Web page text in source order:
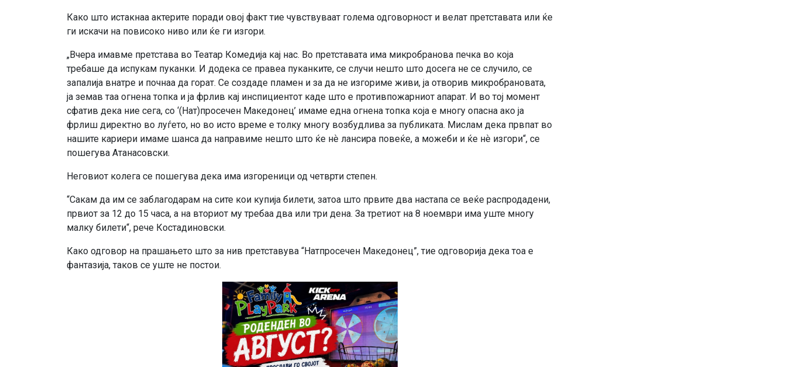
Како што истакнаа актерите поради овој факт тие чувствуваат голема одговорност и велат претставата или ќе
ги искачи на повисоко ниво или ќе ги изгори.
„Вчера имавме претстава во Театар Комедија кај нас. Во претставата има микробранова печка во која
требаше да испукам пуканки. И додека се правеа пуканките, се случи нешто што досега не се случило, се
запалија внатре и почнаа да горат. Се создаде пламен и за да не изгориме живи, ја отворив микробрановата,
ја земав таа огнена топка и ја фрлив кај инспициентот каде што е противпожарниот апарат. И во тој момент
сфатив дека ние сега, со ‘(Нат)просечен Македонец’ имаме една огнена топка која е многу опасна ако ја
фрлиш директно во луѓето, но во исто време е толку многу возбудлива за публиката. Мислам дека првпат во
нашите кариери имаме шанса да направиме нешто што ќе нѐ лансира повеќе, а можеби и ќе нѐ изгори“, се
пошегува Атанасовски.
Неговиот колега се пошегува дека има изгореници од четврти степен.
“Сакам да им се заблагодарам на сите кои купија билети, затоа што првите два настапа се веќе распродадени,
првиот за 12 до 15 часа, а на вториот му требаа два или три дена. За третиот на 8 ноември има уште многу
малку билети“, рече Костадиновски.
Како одговор на прашањето што за нив претставува “Натпросечен Македонец”, тие одговорија дека тоа е
фантазија, таков се уште не постои.